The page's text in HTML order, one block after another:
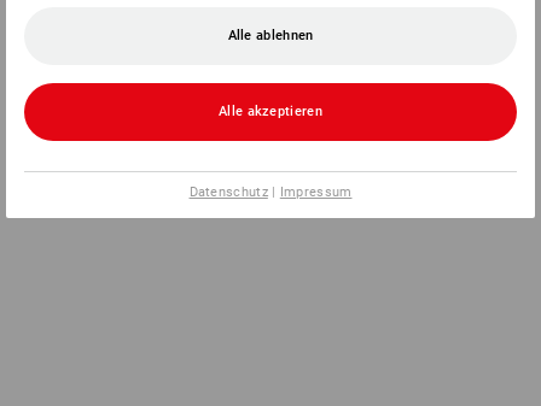
Alle ablehnen
Alle akzeptieren
Datenschutz| Impressum